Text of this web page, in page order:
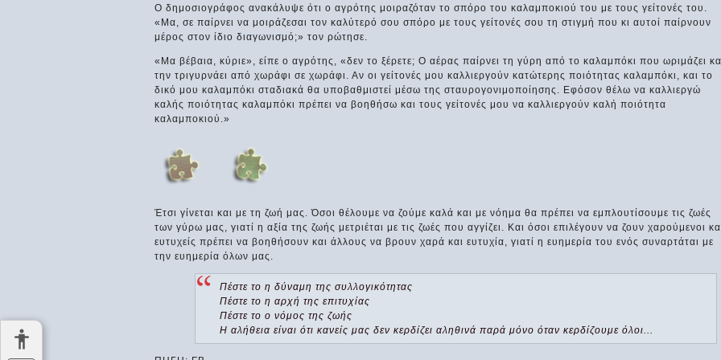
Ο δημοσιογράφος ανακάλυψε ότι ο αγρότης μοιραζόταν το σπόρο του καλαμποκιού του με τους γείτονές του.
«Μα, σε παίρνει να μοιράζεσαι τον καλύτερό σου σπόρο με τους γείτονές σου τη στιγμή που κι αυτοί παίρνουν
μέρος στον ίδιο διαγωνισμό;» τον ρώτησε.
«Μα βέβαια, κύριε», είπε ο αγρότης, «δεν το ξέρετε; Ο αέρας παίρνει τη γύρη από το καλαμπόκι που ωριμάζει
την τριγυρνάει από χωράφι σε χωράφι. Αν οι γείτονές μου καλλιεργούν κατώτερης ποιότητας καλαμπόκι, και το
δικό μου καλαμπόκι σταδιακά θα υποβαθμιστεί μέσω της σταυρογονιμοποίησης. Εφόσον θέλω να καλλιεργώ
καλής ποιότητας καλαμπόκι πρέπει να βοηθήσω και τους γείτονές μου να καλλιεργούν καλή ποιότητα
καλαμποκιού.»
Έτσι γίνεται και με τη ζωή μας. Όσοι θέλουμε να ζούμε καλά και με νόημα θα πρέπει να εμπλουτίσουμε τις ζωές
των γύρω μας, γιατί η αξία της ζωής μετριέται με τις ζωές που αγγίζει. Και όσοι επιλέγουν να ζουν χαρούμενοι
ευτυχείς πρέπει να βοηθήσουν και άλλους να βρουν χαρά και ευτυχία, γιατί η ευημερία του ενός συναρτάται με
την ευημερία όλων μας.
Πέστε το η δύναμη της συλλογικότητας
Πέστε το η αρχή της επιτυχίας
Πέστε το ο νόμος της ζωής
Η αλήθεια είναι ότι κανείς μας δεν κερδίζει αληθινά παρά μόνο όταν κερδίζουμε όλοι...